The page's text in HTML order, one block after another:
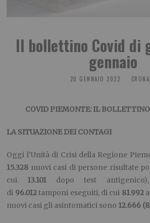
Il bollettino Covid di
gennaio
20 GENNAIO 2022
COVID PIEMONTE: IL BOLLETTINO
LA SITUAZIONE DEI CONTAGI
Oggi l’Unità di Crisi della Regione
15.328 nuovi casi di persone risultate
cui 13.101dopo test
di 96.012tamponi eseguiti, di cui 81.992
nuovi casi gli asintomatici sono 12.666